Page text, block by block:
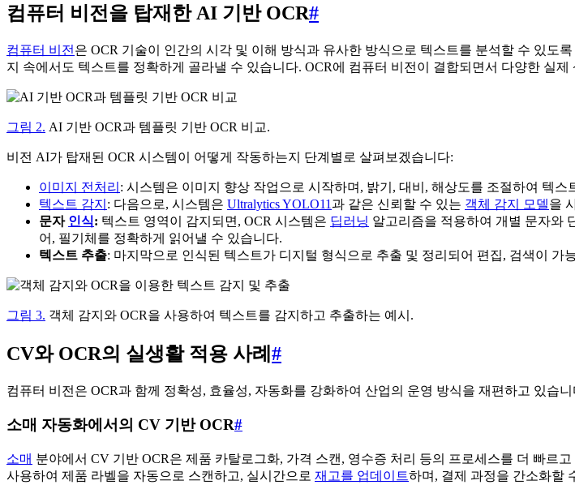
컴퓨터 비전을 탑재한 AI 기반 OCR#
컴퓨터 비전 은 OCR 기술이 인간의 시각 및 이해 방식과 유사한 방식으로 텍스트를 분석할 수 있도
지 속에서도 텍스트를 정확하게 골라낼 수 있습니다. OCR에 컴퓨터 비전이 결합되면서 다양한 실
그림 2. AI 기반 OCR과 템플릿 기반 OCR 비교.
비전 AI가 탑재된 OCR 시스템이 어떻게 작동하는지 단계별로 살펴보겠습니다:
이미지 전처리 : 시스템은 이미지 향상 작업으로 시작하며, 밝기, 대비, 해상도를 조절하여 텍
텍스트 감지 : 다음으로, 시스템은 Ultralytics YOLO11과 같은 신뢰할 수 있는 객체 감지 모델을
문자 인식: 텍스트 영역이 감지되면, OCR 시스템은 딥러닝 알고리즘을 적용하여 개별 문자와
어, 필기체를 정확하게 읽어낼 수 있습니다.
텍스트 추출: 마지막으로 인식된 텍스트가 디지털 형식으로 추출 및 정리되어 편집, 검색이 가
그림 3. 객체 감지와 OCR을 사용하여 텍스트를 감지하고 추출하는 예시.
CV와 OCR의 실생활 적용 사례 #
컴퓨터 비전은 OCR과 함께 정확성, 효율성, 자동화를 강화하여 산업의 운영 방식을 재편하고 있습
소매 자동화에서의 CV 기반 OCR#
소매 분야에서 CV 기반 OCR은 제품 카탈로그화, 가격 스캔, 영수증 처리 등의 프로세스를 더 빠르
사용하여 제품 라벨을 자동으로 스캔하고, 실시간으로 재고를 업데이트하며, 결제 과정을 간소화할